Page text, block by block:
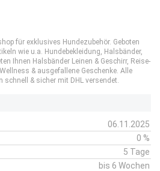
für exklusives Hundezubehör. Geboten
wie u.a. Hundebekleidung, Halsbänder,
Ihnen Halsbänder Leinen & Geschirr, Reise-
& ausgefallene Geschenke. Alle
schnell & sicher mit DHL versendet.
06.11.2025
0 %
5 Tage
bis 6 Wochen